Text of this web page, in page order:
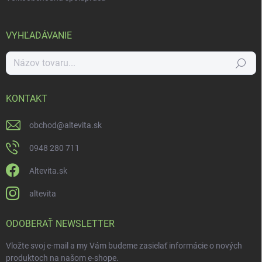
VYHĽADÁVANIE
Hľadať
KONTAKT
obchod@altevita.sk
0948 280 711
Altevita.sk
altevita
ODOBERAŤ NEWSLETTER
Vložte svoj e-mail a my Vám budeme zasielať informácie o nových
produktoch na našom e-shope.